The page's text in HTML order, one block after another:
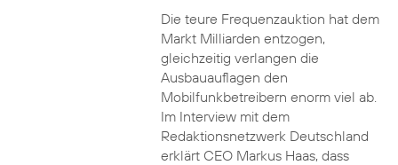
Die teure Frequenzauktion hat dem
Markt Milliarden entzogen,
gleichzeitig verlangen die
Ausbauauflagen den
Mobilfunkbetreibern enorm viel ab.
Im Interview mit dem
Redaktionsnetzwerk Deutschland
erklärt CEO Markus Haas, dass